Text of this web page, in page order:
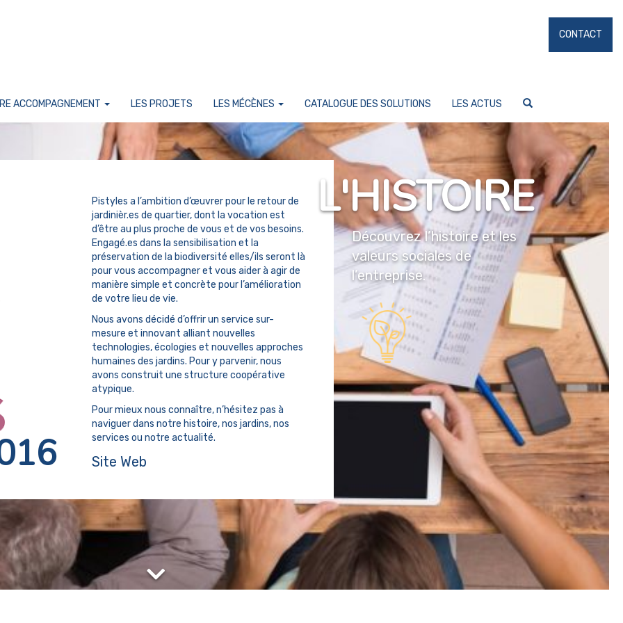
CONTACT
ACCOMPAGNEMENT LES PROJETS LES MÉCÈNES CATALOGUE DES SOLUTIONS LES ACTUS
Pistyles a l’ambition d’œuvrer pour le retour de
jardinièr.es de quartier, dont la vocation est
d’être au plus proche de vous et de vos besoins.
Engagé.es dans la sensibilisation et la
préservation de la biodiversité elles/ils seront là
pour vous accompagner et vous aider à agir de
manière simple et concrète pour l’amélioration
de votre lieu de vie.
Nous avons décidé d’offrir un service sur-
mesure et innovant alliant nouvelles
technologies, écologies et nouvelles approches
humaines des jardins. Pour y parvenir, nous
avons construit une structure coopérative
atypique.
Pour mieux nous connaître, n’hésitez pas à
naviguer dans notre histoire, nos jardins, nos
services ou notre actualité.
Site Web
L'HISTOIRE
Découvrez l’histoire et les
valeurs sociales de
l’entreprise.